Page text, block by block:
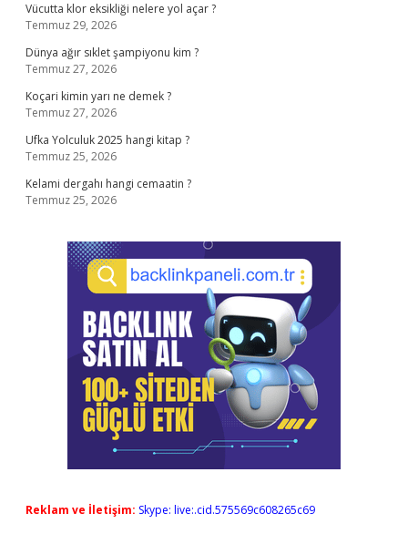
Vücutta klor eksikliği nelere yol açar ?
Temmuz 29, 2026
Dünya ağır sıklet şampiyonu kim ?
Temmuz 27, 2026
Koçari kimin yarı ne demek ?
Temmuz 27, 2026
Ufka Yolculuk 2025 hangi kitap ?
Temmuz 25, 2026
Kelami dergahı hangi cemaatin ?
Temmuz 25, 2026
Reklam ve İletişim: Skype: live:.cid.575569c608265c69